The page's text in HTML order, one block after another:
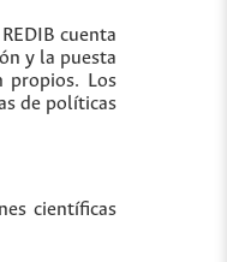
cuenta
y la puesta
propios. Los
de políticas
científicas